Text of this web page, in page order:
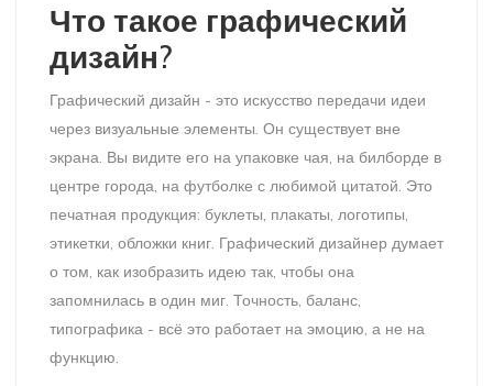
Что такое графический
дизайн?
Графический дизайн - это искусство передачи идеи
через визуальные элементы. Он существует вне
экрана. Вы видите его на упаковке чая, на билборде в
центре города, на футболке с любимой цитатой. Это
печатная продукция: буклеты, плакаты, логотипы,
этикетки, обложки книг. Графический дизайнер думает
о том, как изобразить идею так, чтобы она
запомнилась в один миг. Точность, баланс,
типографика - всё это работает на эмоцию, а не на
функцию.